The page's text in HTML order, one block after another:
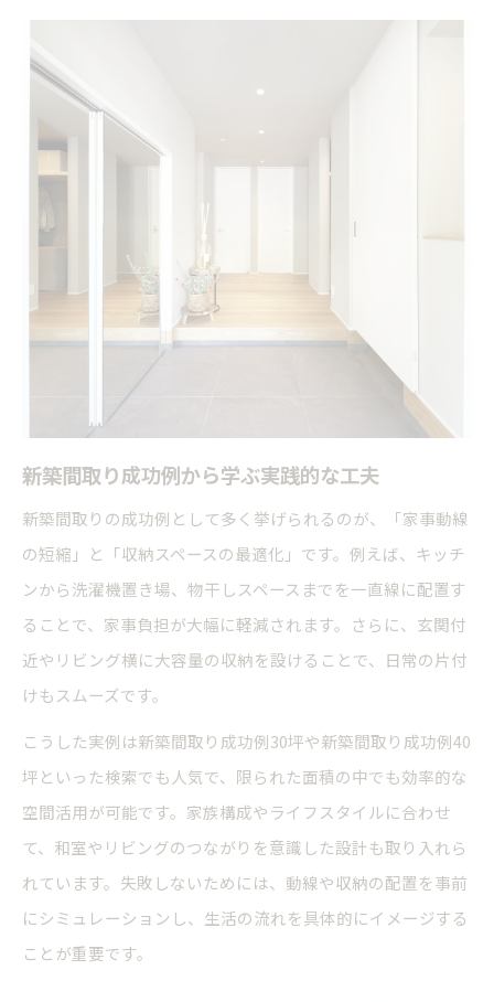
新築間取り成功例から学ぶ実践的な工夫
新築間取りの成功例として多く挙げられるのが、「家事動線
の短縮」と「収納スペースの最適化」です。例えば、キッチ
ンから洗濯機置き場、物干しスペースまでを一直線に配置す
ることで、家事負担が大幅に軽減されます。さらに、玄関付
近やリビング横に大容量の収納を設けることで、日常の片付
けもスムーズです。
こうした実例は新築間取り成功例30坪や新築間取り成功例40
坪といった検索でも人気で、限られた面積の中でも効率的な
空間活用が可能です。家族構成やライフスタイルに合わせ
て、和室やリビングのつながりを意識した設計も取り入れら
れています。失敗しないためには、動線や収納の配置を事前
にシミュレーションし、生活の流れを具体的にイメージする
ことが重要です。